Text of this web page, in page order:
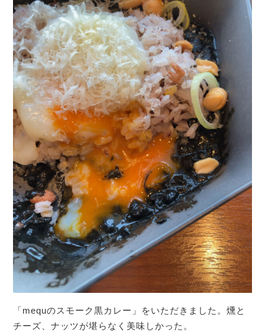
「mequのスモーク黒カレー」をいただきました。燻と
チーズ、ナッツが堪らなく美味しかった。